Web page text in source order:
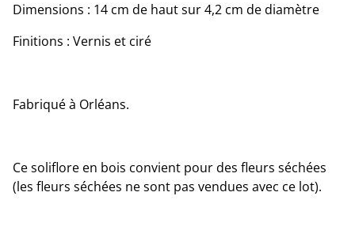
Dimensions : 14 cm de haut sur 4,2 cm de diamètre
Finitions : Vernis et ciré
Fabriqué à Orléans.
Ce soliflore en bois convient pour des fleurs séchées
(les fleurs séchées ne sont pas vendues avec ce lot).